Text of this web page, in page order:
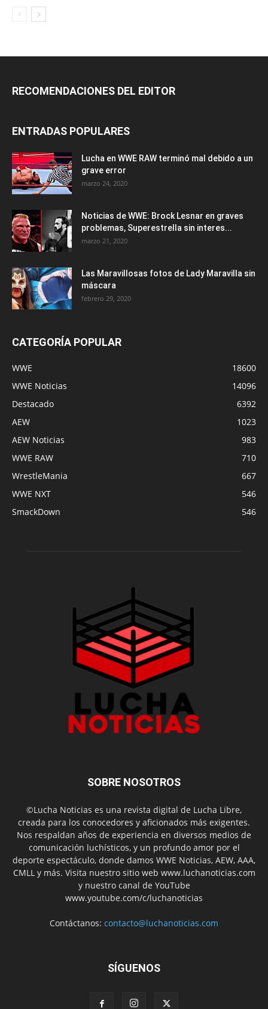
RECOMENDACIONES DEL EDITOR
ENTRADAS POPULARES
Lucha en WWE RAW terminó mal debido a un
grave error
marzo 24, 2020
Noticias de WWE: Brock Lesnar en graves
problemas, Superestrella sin interes...
marzo 21, 2020
Las Maravillosas fotos de Lady Maravilla sin
máscara
febrero 29, 2020
CATEGORÍA POPULAR
WWE
18600
WWE Noticias
14096
Destacado
6392
AEW
1023
AEW Noticias
983
WWE RAW
710
WrestleMania
667
WWE NXT
546
SmackDown
546
SOBRE NOSOTROS
©Lucha Noticias es una revista digital de Lucha Libre,
creada para los conocedores y aficionados más exigentes.
Nos respaldan años de experiencia en diversos medios de
comunicación luchísticos, y un profundo amor por el
deporte espectáculo, donde damos WWE Noticias, AEW, AAA,
CMLL y más. Visita nuestro sitio web www.luchanoticias.com
y nuestro canal de YouTube
www.youtube.com/c/luchanoticias
Contáctanos: contacto@luchanoticias.com
SÍGUENOS